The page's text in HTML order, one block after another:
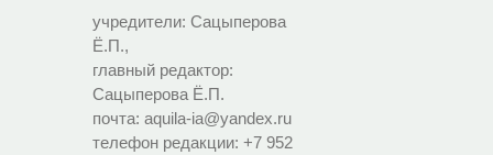
учредители: Сацыперова
Ё.П.,
главный редактор:
Сацыперова Ё.П.
почта: aquila-ia@yandex.ru
телефон редакции: +7 952